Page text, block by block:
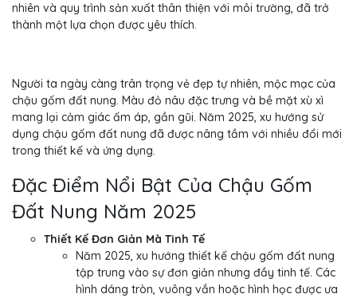
nhiên và quy trình sản xuất thân thiện với môi trường, đã trở
thành một lựa chọn được yêu thích.
Người ta ngày càng trân trọng vẻ đẹp tự nhiên, mộc mạc của
chậu gốm đất nung. Màu đỏ nâu đặc trưng và bề mặt xù xì
mang lại cảm giác ấm áp, gần gũi. Năm 2025, xu hướng sử
dụng chậu gốm đất nung đã được nâng tầm với nhiều đổi mới
trong thiết kế và ứng dụng.
Đặc Điểm Nổi Bật Của Chậu Gốm
Đất Nung Năm 2025
Thiết Kế Đơn Giản Mà Tinh Tế
Năm 2025, xu hướng thiết kế chậu gốm đất nung
tập trung vào sự đơn giản nhưng đầy tinh tế. Các
hình dáng tròn, vuông vắn hoặc hình học được ưa